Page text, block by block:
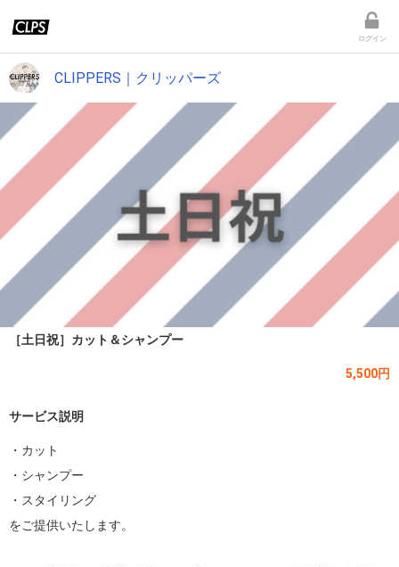
ログイン
CLIPPERS｜クリッパーズ
［土日祝］カット＆シャンプー
5,500円
サービス説明
・カット
・シャンプー
・スタイリング
をご提供いたします。